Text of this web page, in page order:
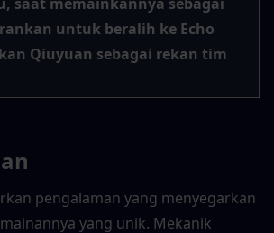
untuk beralih ke Echo
Qiuyuan sebagai rekan tim
pengalaman yang menyegarkan
yang unik. Mekanik